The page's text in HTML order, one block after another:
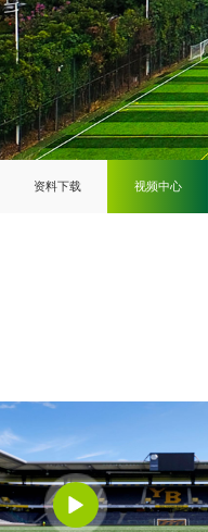
资料下载 视频中心